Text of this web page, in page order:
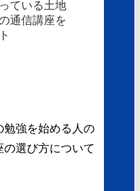
勉強を始める人の
選び方について